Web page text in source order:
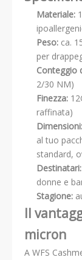
Materiale:
Peso: ca.
per
Conteggio
2/30 NM)
Finezza:
raffinata)
Dimensioni:
al tuo
standard,
Destinatari:
donne e
Stagione:
Il
micron
A WFS